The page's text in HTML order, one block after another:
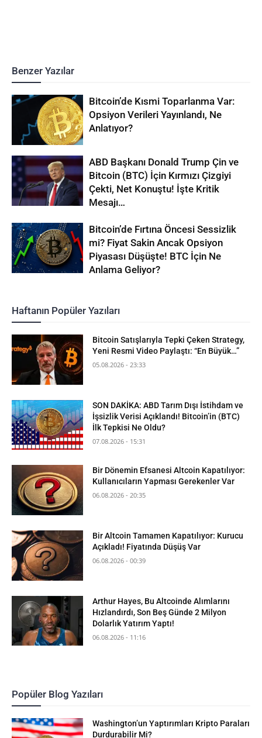
Benzer Yazılar
Bitcoin’de Kısmi Toparlanma Var:
Opsiyon Verileri Yayınlandı, Ne
Anlatıyor?
ABD Başkanı Donald Trump Çin ve
Bitcoin (BTC) İçin Kırmızı Çizgiyi
Çekti, Net Konuştu! İşte Kritik
Mesajı…
Bitcoin’de Fırtına Öncesi Sessizlik
mi? Fiyat Sakin Ancak Opsiyon
Piyasası Düşüşte! BTC İçin Ne
Anlama Geliyor?
Haftanın Popüler Yazıları
Bitcoin Satışlarıyla Tepki Çeken Strategy,
Yeni Resmi Video Paylaştı: “En Büyük…”
05.08.2026 - 23:33
SON DAKİKA: ABD Tarım Dışı İstihdam ve
İşsizlik Verisi Açıklandı! Bitcoin’in (BTC)
İlk Tepkisi Ne Oldu?
07.08.2026 - 15:31
Bir Dönemin Efsanesi Altcoin Kapatılıyor:
Kullanıcıların Yapması Gerekenler Var
06.08.2026 - 20:35
Bir Altcoin Tamamen Kapatılıyor: Kurucu
Açıkladı! Fiyatında Düşüş Var
06.08.2026 - 00:39
Arthur Hayes, Bu Altcoinde Alımlarını
Hızlandırdı, Son Beş Günde 2 Milyon
Dolarlık Yatırım Yaptı!
06.08.2026 - 11:16
Popüler Blog Yazıları
Washington’un Yaptırımları Kripto Paraları
Durdurabilir Mi?